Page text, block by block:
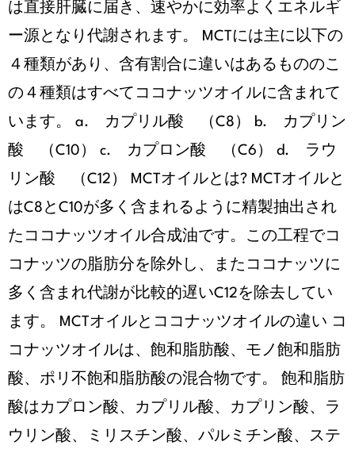
は直接肝臓に届き、速やかに効率よくエネルギ
ー源となり代謝されます。 MCTには主に以下の
４種類があり、含有割合に違いはあるもののこ
の４種類はすべてココナッツオイルに含まれて
います。 a. カプリル酸 （C8） b. カプリン
酸 （C10） c. カプロン酸 （C6） d. ラウ
リン酸 （C12） MCTオイルとは? MCTオイルと
はC8とC10が多く含まれるように精製抽出され
たココナッツオイル合成油です。この工程でコ
コナッツの脂肪分を除外し、またココナッツに
多く含まれ代謝が比較的遅いC12を除去してい
ます。 MCTオイルとココナッツオイルの違い コ
コナッツオイルは、飽和脂肪酸、モノ飽和脂肪
酸、ポリ不飽和脂肪酸の混合物です。 飽和脂肪
酸はカプロン酸、カプリル酸、カプリン酸、ラ
ウリン酸、ミリスチン酸、パルミチン酸、ステ